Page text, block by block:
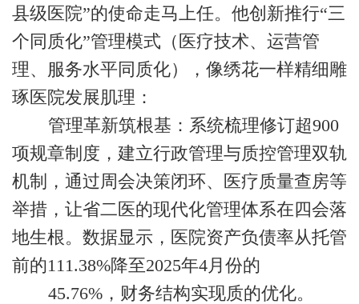
县级医院”的使命走马上任。他创新推行“三
个同质化”管理模式（医疗技术、运营管
理、服务水平同质化），像绣花一样精细雕
琢医院发展肌理：
管理革新筑根基：系统梳理修订超900
项规章制度，建立行政管理与质控管理双轨
机制，通过周会决策闭环、医疗质量查房等
举措，让省二医的现代化管理体系在四会落
地生根。数据显示，医院资产负债率从托管
前的111.38%降至2025年4月份的
45.76%，财务结构实现质的优化。